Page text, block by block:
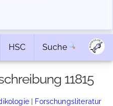
HSC Suche
11815
| Forschungsliteratur